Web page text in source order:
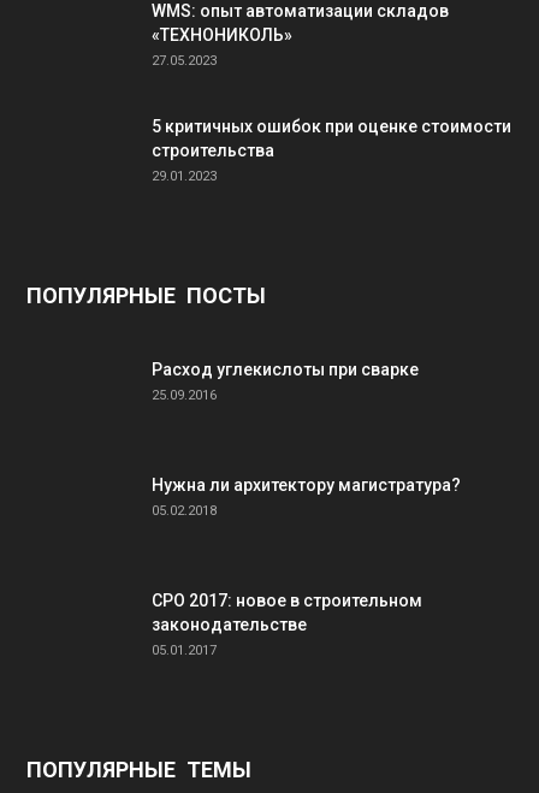
WMS: опыт автоматизации складов
«ТЕХНОНИКОЛЬ»
27.05.2023
5 критичных ошибок при оценке стоимости
строительства
29.01.2023
ПОПУЛЯРНЫЕ ПОСТЫ
Расход углекислоты при сварке
25.09.2016
Нужна ли архитектору магистратура?
05.02.2018
СРО 2017: новое в строительном
законодательстве
05.01.2017
ПОПУЛЯРНЫЕ ТЕМЫ